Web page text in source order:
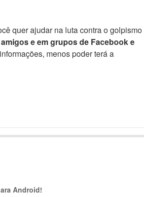
quer ajudar na luta contra o golpismo
e em grupos de Facebook e
menos poder terá a
Android!